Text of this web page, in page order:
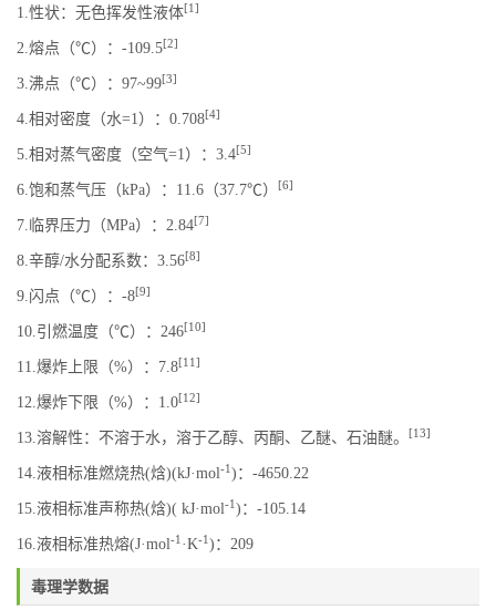
1.性状：无色挥发性液体[1]
2.熔点（℃）：-109.5[2]
3.沸点（℃）：97~99[3]
4.相对密度（水=1）：0.708[4]
5.相对蒸气密度（空气=1）：3.4[5]
6.饱和蒸气压（kPa）：11.6（37.7℃） [6]
7.临界压力（MPa）：2.84[7]
8.辛醇/水分配系数：3.56[8]
9.闪点（℃）：-8[9]
10.引燃温度（℃）：246[10]
11.爆炸上限（%）：7.8[11]
12.爆炸下限（%）：1.0[12]
13.溶解性：不溶于水，溶于乙醇、丙酮、乙醚、石油醚。 [13]
14.液相标准燃烧热(焓)(kJ·mol-1 )：-4650.22
15.液相标准声称热(焓)( kJ·mol-1 )：-105.14
16.液相标准热熔(J·mol-1 ·K-1 )：209
毒理学数据